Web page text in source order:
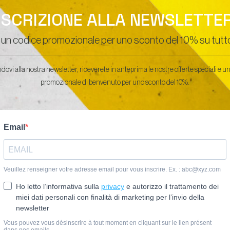
ALLA
un codice promozionale per uno sconto del 10% su
alla nostra newsletter, riceverete in anteprima le nostre offerte speciali e
promozionale di benvenuto per uno sconto del 10%.
DENIM SERIES SERIES